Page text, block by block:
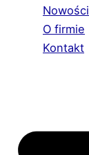
Nowości
O firmie
Kontakt